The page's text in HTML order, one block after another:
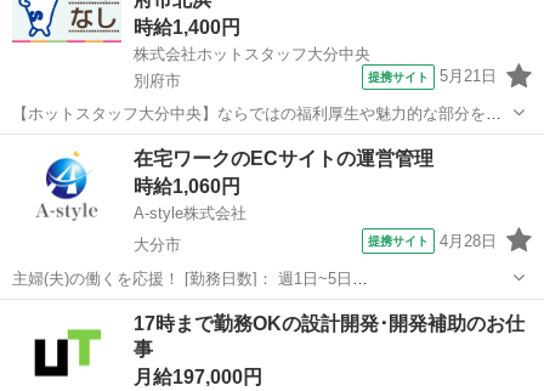
時給1,400円
株式会社ホットスタッフ大分中央
別府市
提携サイト 5月21日
【ホットスタッフ大分中央】ならではの福利厚生や魅力的な部分をご
紹介！ ■面談後必ず見学にお連れします！■ 「気になるお仕事がある
けど現場を見ないと判断できない…」 という方にもピッタリ！ 実際に
ご自身の目で見て作業内容や職...
その他
在宅ワークのECサイトの運営管理
時給1,060円
A-style株式会社
大分市
提携サイト 4月28日
主婦(夫)の働くを応援！ [勤務日数]： 週1日~5日
09:30~12:00/10:00~12:30/10:30~13:00/11:00~13:30/11:30~14:00 月/
火/水/木/金 などから選べます [勤務...
その他
17時まで勤務OKの設計開発･開発補助のお仕
事
月給197,000円